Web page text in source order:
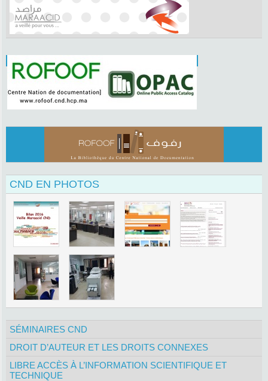
CND EN PHOTOS
SÉMINAIRES CND
DROIT D’AUTEUR ET LES DROITS CONNEXES
LIBRE ACCÈS À L’INFORMATION SCIENTIFIQUE ET
TECHNIQUE